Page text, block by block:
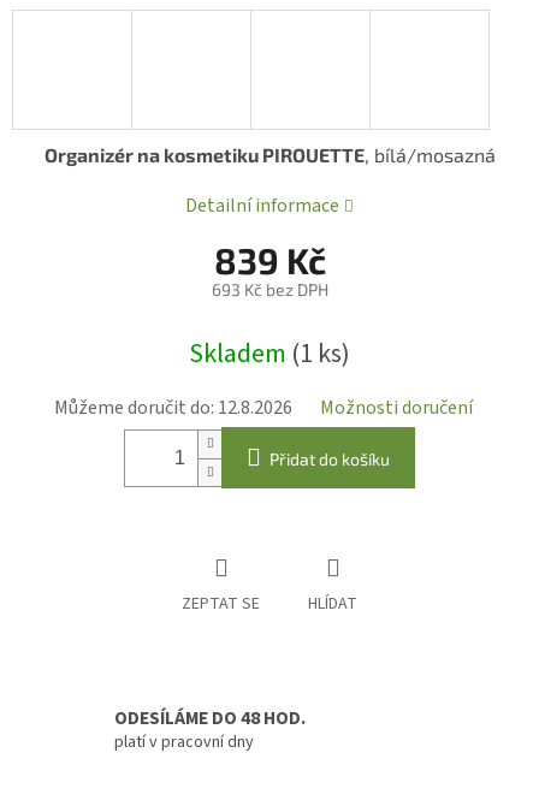
839 Kč
693 Kč bez DPH
cena:
Skladem (1 ks)
Můžeme doručit do: 12.8.2026 Možnosti doručení
Přidat do košíku
Organizér na kosmetiku PIROUETTE, bílá/mosazná
Detailní informace
ZEPTAT SE HLÍDAT
ODESÍLÁME DO 48 HOD.
platí v pracovní dny